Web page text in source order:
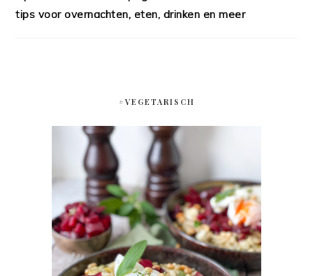
tips voor overnachten, eten, drinken en meer
#VEGETARISCH